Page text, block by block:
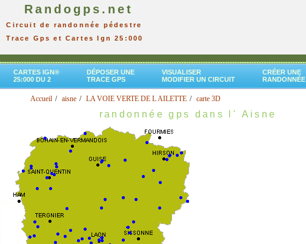
Randogps.net
Circuit de randonnée pédestre
Trace Gps et Cartes Ign 25:000
CARTES IGN®
25:000 DU 2
DÉPOSER UNE
TRACE GPS
VISUALISER
MODIFIER UN CIRCUIT
CRÉER UNE
RANDONNÉE
Accueil aisne LA VOIE VERTE DE L AILETTE carte 3D
randonnée gps dans l' Aisne